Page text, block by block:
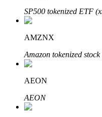
พันธมิตร Bitrue
SP500 tokenized ETF
AMZNX
Amazon tokenized stock
AEON
AEON